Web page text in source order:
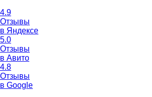
4.9
Отзывы
в Яндексе
5.0
Отзывы
в Авито
4.8
Отзывы
в Google